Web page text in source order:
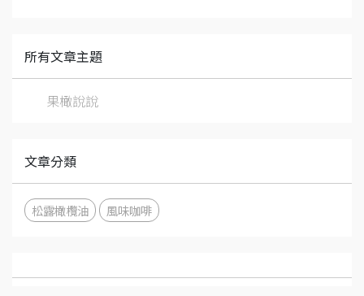
所有文章主題
果橄說說
文章分類
松露橄欖油 風味咖啡